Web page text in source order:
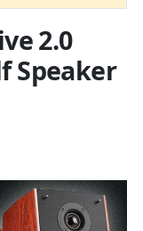
2.0
Speaker